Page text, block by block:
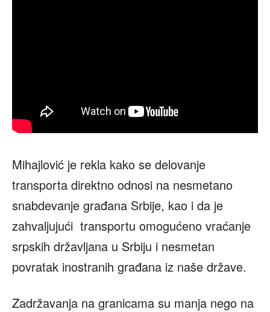
Mihajlović je rekla kako se delovanje
transporta direktno odnosi na nesmetano
snabdevanje građana Srbije, kao i da je
zahvaljujući transportu omogućeno vraćanje
srpskih državljana u Srbiju i nesmetan
povratak inostranih građana iz naše države.
Zadržavanja na granicama su manja nego na